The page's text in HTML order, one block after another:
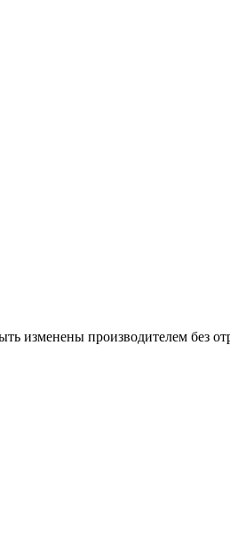
изменены производителем без